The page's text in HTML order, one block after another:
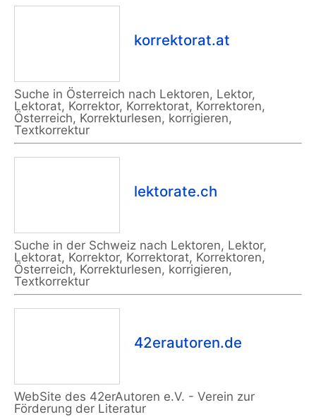
korrektorat.at
Suche in Österreich nach Lektoren, Lektor,
Lektorat, Korrektor, Korrektorat, Korrektoren,
Österreich, Korrekturlesen, korrigieren,
Textkorrektur
lektorate.ch
Suche in der Schweiz nach Lektoren, Lektor,
Lektorat, Korrektor, Korrektorat, Korrektoren,
Österreich, Korrekturlesen, korrigieren,
Textkorrektur
42erautoren.de
WebSite des 42erAutoren e.V. - Verein zur
Förderung der Literatur